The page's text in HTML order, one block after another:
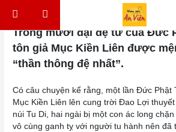
Trong mười đại đệ tử của Đức
tôn giả Mục Kiền Liên được
“thần thông đệ nhất”.
Có câu chuyện kể rằng, một lần Đức Phật
Mục Kiền Liên lên cung trời Đao Lợi
núi Tu Di, hai ngài bị một con ác long
vô cùng ganh tỵ với người tu hành nên đã